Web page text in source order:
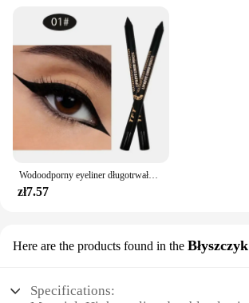
Wodoodporny eyeliner długotrwały ołówek kolorowy pigment niebieski czarny biały kolor żelowy eyeliner w pisaku makijaż oczu kosmetyki kosmetyczne
zł7.57
Here are the products found in the
Specifications: